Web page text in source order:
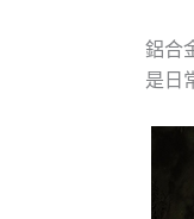
鋁合
是日